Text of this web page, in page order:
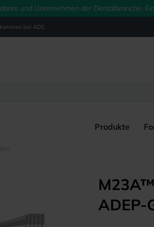
und Unternehmen der Dentalbranche.
bei ADS.
Produkte
ADEP-